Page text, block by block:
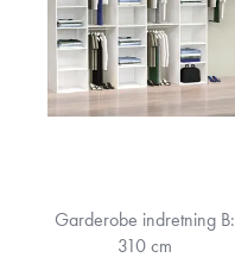
Garderobe indretning B:
310 cm